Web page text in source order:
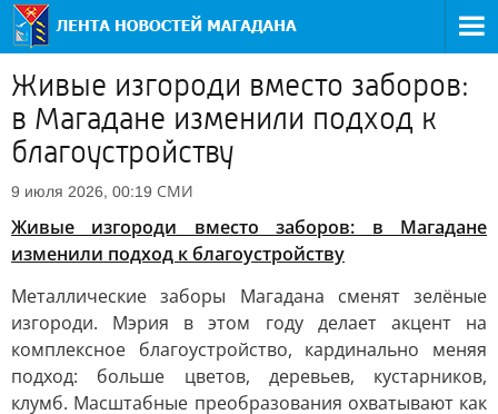
Живые изгороди вместо заборов:
в Магадане изменили подход к
благоустройству
9 июля 2026, 00:19 СМИ
Живые изгороди вместо заборов: в Магадане
изменили подход к благоустройству
Металлические заборы Магадана сменят зелёные
изгороди. Мэрия в этом году делает акцент на
комплексное благоустройство, кардинально меняя
подход: больше цветов, деревьев, кустарников,
клумб. Масштабные преобразования охватывают как